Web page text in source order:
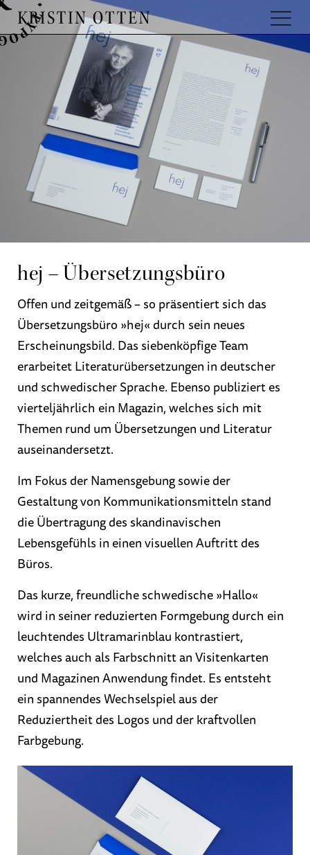
hej – Übersetzungsbüro
Offen und zeitgemäß – so präsentiert sich das
Übersetzungsbüro »hej« durch sein neues
Erscheinungsbild. Das siebenköpfige Team
erarbeitet Literaturübersetzungen in deutscher
und schwedischer Sprache. Ebenso publiziert es
vierteljährlich ein Magazin, welches sich mit
Themen rund um Übersetzungen und Literatur
auseinandersetzt.
Im Fokus der Namensgebung sowie der
Gestaltung von Kommunikationsmitteln stand
die Übertragung des skandinavischen
Lebensgefühls in einen visuellen Auftritt des
Büros.
Das kurze, freundliche schwedische »Hallo«
wird in seiner reduzierten Formgebung durch ein
leuchtendes Ultramarinblau kontrastiert,
welches auch als Farbschnitt an Visitenkarten
und Magazinen Anwendung findet. Es entsteht
ein spannendes Wechselspiel aus der
Reduziertheit des Logos und der kraftvollen
Farbgebung.